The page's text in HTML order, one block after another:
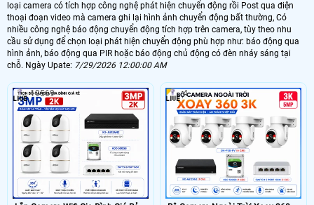
8.800,000 VNĐ Camera Chống Trộm Dahua Chuyên Đêm
🔥 4 Camera Chống Trộm Dahua Giá Rẻ
5.000.000 VNĐ Lắp Bộ Camera Chống Trộm Dahua Giá Rẻ
🖥 Camera chống trộm Dahua hầu như loại camera nào cũng có khả năng
chống trộm Dahua , tuy nhiên với những loại camera chống trộm Dahua
không chuyên dụng thì có thể sẽ có những báo động giả khi không có
người, trên đây là những camera có báo động chống trộm Dahua với chức
năng thông mình có nhiều ưu điểm và có thể cấu hình để hạn chế tối đa
báo động giả.
🎁 Có thể nóilắp camera có báo động chống trộmlà giải pháp để nâng cao
chất lượng cuộc sống. tuy nhiên camera báo động chống trộm Dahua thì sẽ
không hoàn hảo bằng 1 bộ báo động chống trộm Dahua chuyên nghiệp, vì
loại camera có tích hợp công nghệ phát hiện chuyển động rồi Post qua điện
thoại đoạn video mà camera ghi lại hình ảnh chuyển động bất thường, Có
nhiều công nghệ báo động chuyển động tích hợp trên camera, tùy theo nhu
cầu sử dụng để chọn loại phát hiện chuyển động phù hợp như: báo động qua
hình ảnh, báo động qua PIR hoặc báo động chủ động có đèn nháy sáng tại
chỗ. Ngày Upate: 7/29/2026 12:00:00 AM
19569 4